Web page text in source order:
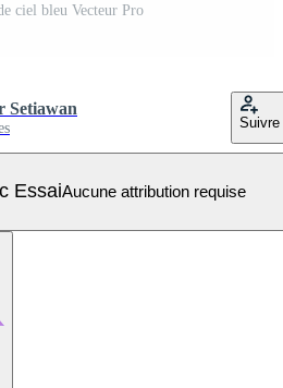
ciel bleu Vecteur Pro
Setiawan
Suivre
EssaiAucune attribution requise